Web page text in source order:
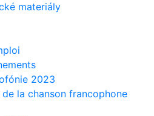
materiály
2023
la chanson francophone